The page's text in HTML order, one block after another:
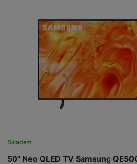
50" Neo QLED TV Samsung
Skladem